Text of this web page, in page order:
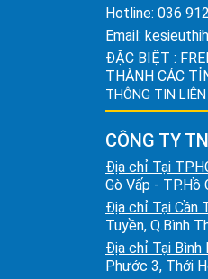
Hotline: 036
Email:
ĐẶC BIỆT :
THÀNH CÁC
THÔNG TIN
CÔNG TY
Địa chỉ Tại
Gò Vấp - TP.Hồ
Địa chỉ Tại Cần
Tuyền, Q.Bình
Địa chỉ Tại Bình
Phước 3, Thới